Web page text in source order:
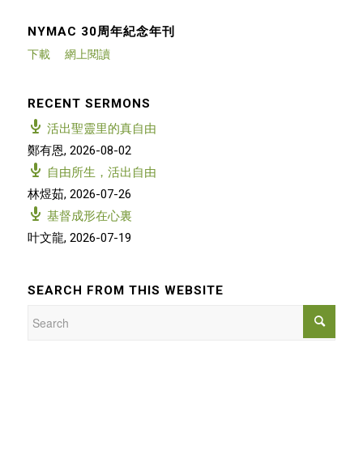
NYMAC 30周年紀念年刊
下載 網上閱讀
RECENT SERMONS
活出聖靈里的真自由
鄭有恩, 2026-08-02
自由所生，活出自由
林煜茹, 2026-07-26
基督成形在心裏
叶文龍, 2026-07-19
SEARCH FROM THIS WEBSITE